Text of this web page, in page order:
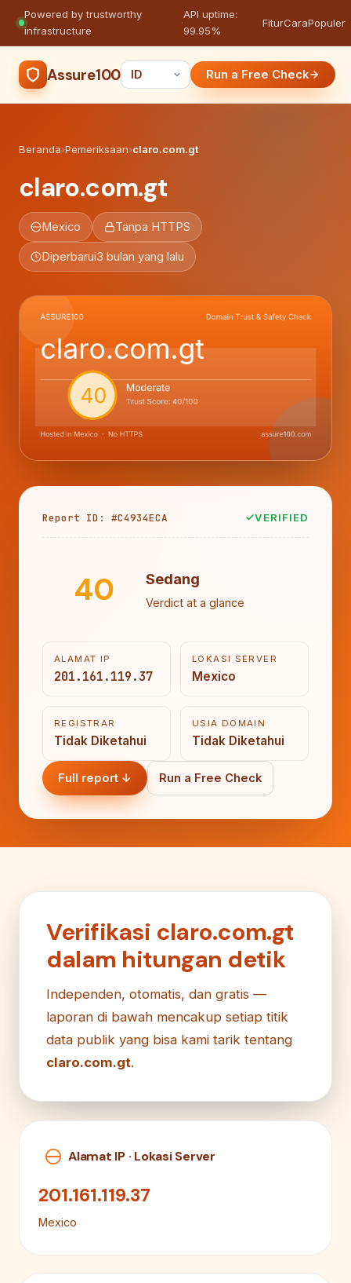
Powered by trustworthy
infrastructure
·
API uptime:
99.95%
FiturCaraPopuler
Assure100 Run a Free Check
Beranda›Pemeriksaan›claro.com.gt
claro.com.gt
Mexico Tanpa HTTPS
Diperbarui3 bulan yang lalu
Report ID: #C4934ECA VERIFIED
40 Sedang
Verdict at a glance
ALAMAT IP
201.161.119.37
LOKASI SERVER
Mexico
REGISTRAR
Tidak Diketahui
USIA DOMAIN
Tidak Diketahui
Full report ↓ Run a Free Check
Verifikasi claro.com.gt
dalam hitungan detik
Independen, otomatis, dan gratis —
laporan di bawah mencakup setiap titik
data publik yang bisa kami tarik tentang
claro.com.gt.
Alamat IP · Lokasi Server
201.161.119.37
Mexico